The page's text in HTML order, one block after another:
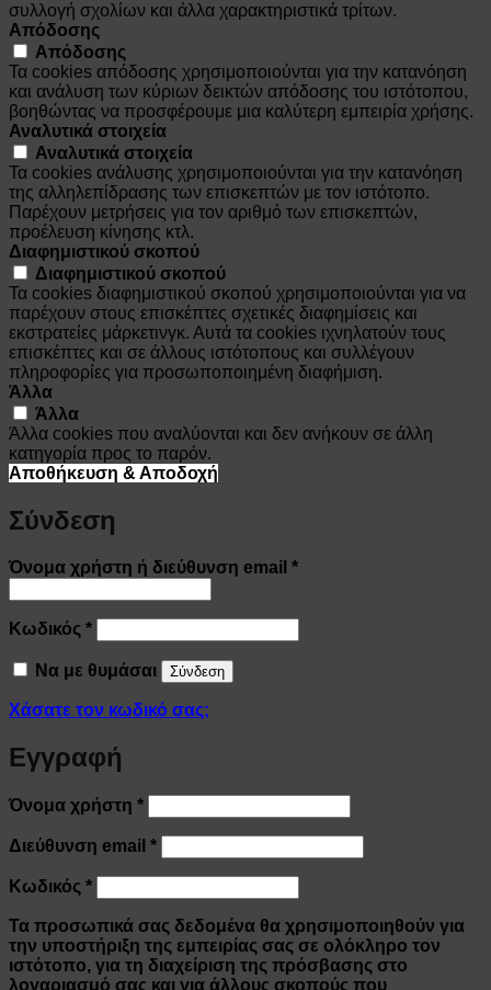
συλλογή σχολίων και άλλα χαρακτηριστικά τρίτων.
Απόδοσης
Απόδοσης
Τα cookies απόδοσης χρησιμοποιούνται για την κατανόηση
και ανάλυση των κύριων δεικτών απόδοσης του ιστότοπου,
βοηθώντας να προσφέρουμε μια καλύτερη εμπειρία χρήσης.
Αναλυτικά στοιχεία
Αναλυτικά στοιχεία
Τα cookies ανάλυσης χρησιμοποιούνται για την κατανόηση
της αλληλεπίδρασης των επισκεπτών με τον ιστότοπο.
Παρέχουν μετρήσεις για τον αριθμό των επισκεπτών,
προέλευση κίνησης κτλ.
Διαφημιστικού σκοπού
Διαφημιστικού σκοπού
Τα cookies διαφημιστικού σκοπού χρησιμοποιούνται για να
παρέχουν στους επισκέπτες σχετικές διαφημίσεις και
εκστρατείες μάρκετινγκ. Αυτά τα cookies ιχνηλατούν τους
επισκέπτες και σε άλλους ιστότοπους και συλλέγουν
πληροφορίες για προσωποποιημένη διαφήμιση.
Άλλα
Άλλα
Άλλα cookies που αναλύονται και δεν ανήκουν σε άλλη
κατηγορία προς το παρόν.
Αποθήκευση & Αποδοχή
Σύνδεση
Όνομα χρήστη ή διεύθυνση email *Απαιτείται
Κωδικός *Απαιτείται
Να με θυμάσαι Σύνδεση
Χάσατε τον κωδικό σας;
Εγγραφή
Όνομα χρήστη *Απαιτείται
Διεύθυνση email *Απαιτείται
Κωδικός *Απαιτείται
Τα προσωπικά σας δεδομένα θα χρησιμοποιηθούν για
την υποστήριξη της εμπειρίας σας σε ολόκληρο τον
ιστότοπο, για τη διαχείριση της πρόσβασης στο
λογαριασμό σας και για άλλους σκοπούς που